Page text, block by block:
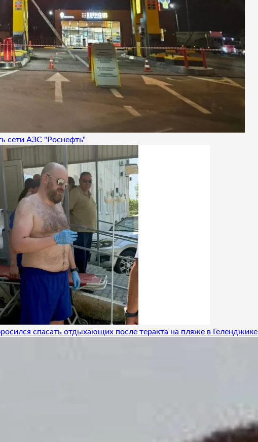
сети АЗС "Роснефть"
спасать отдыхающих после теракта на пляже в Геленджике